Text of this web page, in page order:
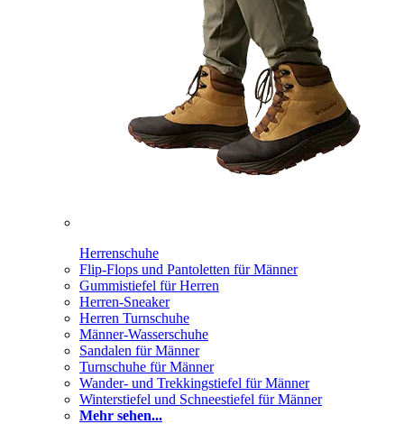
Herrenschuhe
Flip-Flops und Pantoletten für Männer
Gummistiefel für Herren
Herren-Sneaker
Herren Turnschuhe
Männer-Wasserschuhe
Sandalen für Männer
Turnschuhe für Männer
Wander- und Trekkingstiefel für Männer
Winterstiefel und Schneestiefel für Männer
Mehr sehen...